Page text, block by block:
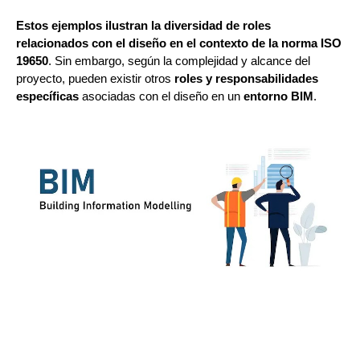
Estos ejemplos ilustran la diversidad de roles
relacionados con el diseño en el contexto de la norma ISO
19650. Sin embargo, según la complejidad y alcance del
proyecto, pueden existir otros roles y responsabilidades
específicas asociadas con el diseño en un entorno BIM.